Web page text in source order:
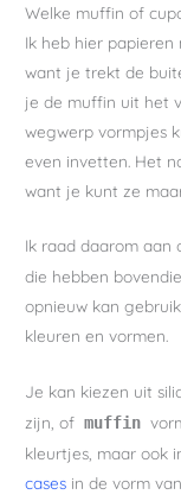
Welke muffin of
Ik heb hier papieren
want je trekt de
je de muffin uit het
wegwerp vormpjes
even invetten. Het
want je kunt ze
Ik raad daarom aan
die hebben
opnieuw kan
kleuren en vormen.
Je kan kiezen uit
zijn, of muffin
kleurtjes, maar ook
cases in de vorm